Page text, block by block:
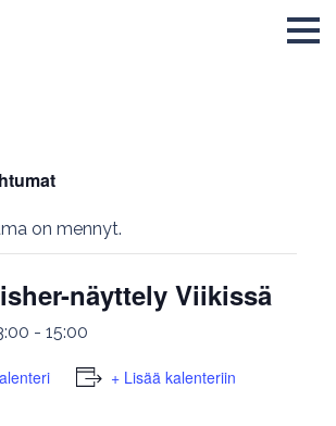
on mennyt.
näyttely Viikissä
- 15:00
+ Lisää kalenteriin